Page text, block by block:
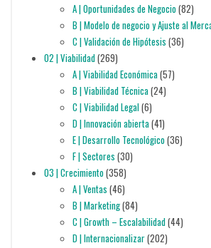
A | Oportunidades de Negocio(82)
B | Modelo de negocio y Ajuste al
C | Validación de Hipótesis (36)
02 | Viabilidad(269)
A | Viabilidad Económica(57)
B | Viabilidad Técnica(24)
C | Viabilidad Legal(6)
D | Innovación abierta(41)
E | Desarrollo Tecnológico(36)
F | Sectores (30)
03 | Crecimiento(358)
A | Ventas (46)
B | Marketing(84)
C | Growth – Escalabilidad(44)
D | Internacionalizar(202)